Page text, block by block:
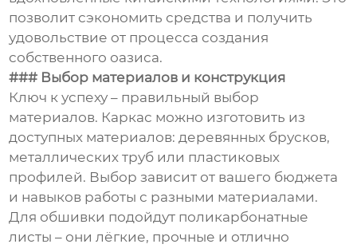
позволит сэкономить средства и получить
удовольствие от процесса создания
собственного оазиса.
### Выбор материалов и конструкция
Ключ к успеху – правильный выбор
материалов. Каркас можно изготовить из
доступных материалов: деревянных брусков,
металлических труб или пластиковых
профилей. Выбор зависит от вашего бюджета
и навыков работы с разными материалами.
Для обшивки подойдут поликарбонатные
листы – они лёгкие, прочные и отлично